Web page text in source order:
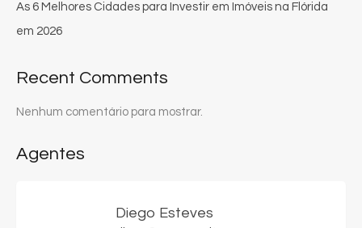
As 6 Melhores Cidades para Investir em Imóveis na Flórida
em 2026
Recent Comments
Nenhum comentário para mostrar.
Agentes
Diego Esteves